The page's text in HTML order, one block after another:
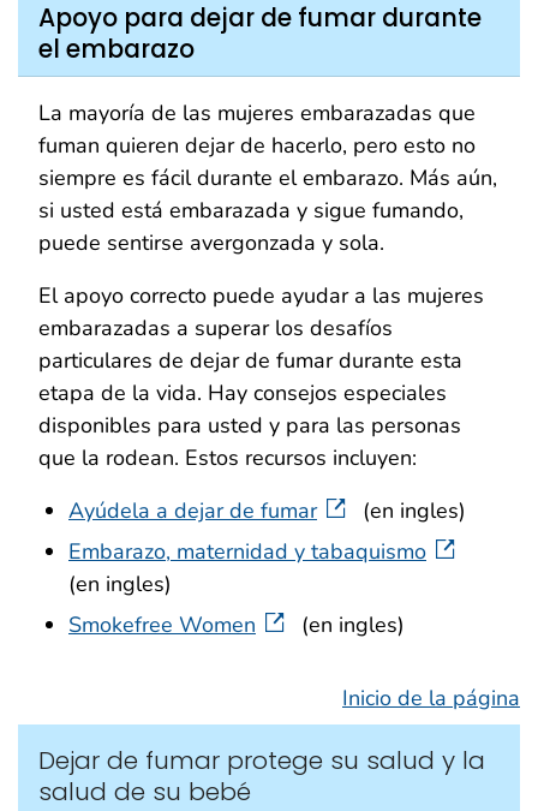
Apoyo para dejar de fumar durante
el embarazo
La mayoría de las mujeres embarazadas que
fuman quieren dejar de hacerlo, pero esto no
siempre es fácil durante el embarazo. Más aún,
si usted está embarazada y sigue fumando,
puede sentirse avergonzada y sola.
El apoyo correcto puede ayudar a las mujeres
embarazadas a superar los desafíos
particulares de dejar de fumar durante esta
etapa de la vida. Hay consejos especiales
disponibles para usted y para las personas
que la rodean. Estos recursos incluyen:
Ayúdela a dejar de fumar
(en ingles)
Embarazo, maternidad y tabaquismo
(en ingles)
Smokefree Women
(en ingles)
Inicio de la página
Dejar de fumar protege su salud y la
salud de su bebé